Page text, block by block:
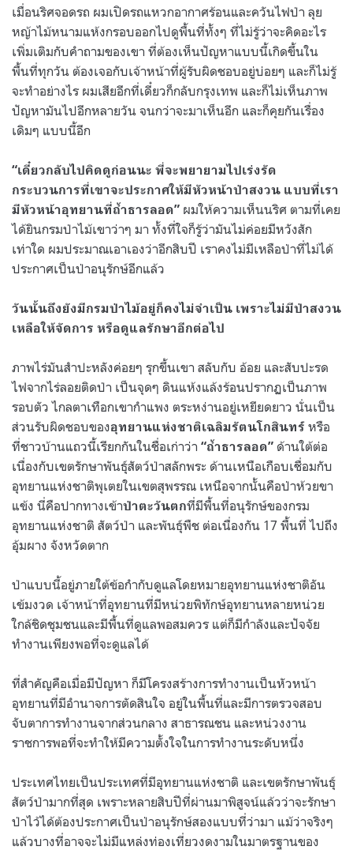
เมื่อนริศจอดรถ ผมเปิดรถแหวกอากาศร้อนและควันไฟป่า ลุย
หญ้าไม้หนามแห้งกรอบออกไปดูพื้นที่ทั้งๆ ที่ไม่รู้ว่าจะคิดอะไร
เพิ่มเติมกับคำถามของเขา ที่ต้องเห็นปัญหาแบบนี้เกิดขึ้นใน
พื้นที่ทุกวัน ต้องเจอกับเจ้าหน้าที่ผู้รับผิดชอบอยู่บ่อยๆ และก็ไม่รู้
จะทำอย่างไร ผมเสียอีกที่เดี๋ยวก็กลับกรุงเทพ และก็ไม่เห็นภาพ
ปัญหามันไปอีกหลายวัน จนกว่าจะมาเห็นอีก และก็คุยกันเรื่อง
เดิมๆ แบบนี้อีก
“เดี๋ยวกลับไปคิดดูก่อนนะ พี่จะพยายามไปเร่งรัด
กระบวนการที่เขาจะประกาศให้มีหัวหน้าป่าสงวน แบบที่เรา
มีหัวหน้าอุทยานที่ถ้ำธารลอด” ผมให้ความเห็นนริศ ตามที่เคย
ได้ยินกรมป่าไม้เขาว่าๆ มา ทั้งที่ใจก็รู้ว่ามันไม่ค่อยมีหวังสัก
เท่าใด ผมประมาณเอาเองว่าอีกสิบปี เราคงไม่มีเหลือป่าที่ไม่ได้
ประกาศเป็นป่าอนุรักษ์อีกแล้ว
วันนั้นถึงยังมีกรมป่าไม้อยู่ก็คงไม่จำเป็น เพราะไม่มีป่าสงวน
เหลือให้จัดการ หรือดูแลรักษาอีกต่อไป
ภาพไร่มันสำปะหลังค่อยๆ รุกขึ้นเขา สลับกับ อ้อย และสับปะรด
ไฟจากไร่ลอยติดป่า เป็นจุดๆ ดินแห้งแล้งร้อนปรากฏเป็นภาพ
รอบตัว ไกลตาเทือกเขากำแพง ตระหง่านอยู่เหยียดยาว นั่นเป็น
ส่วนรับผิดชอบของอุทยานแห่งชาติเฉลิมรัตนโกสินทร์ หรือ
ที่ชาวบ้านแถวนี้เรียกกันในชื่อเก่าว่า “ถ้ำธารลอด” ด้านใต้ต่อ
เนื่องกับเขตรักษาพันธุ์สัตว์ป่าสลักพระ ด้านเหนือเกือบเชื่อมกับ
อุทยานแห่งชาติพุเตยในเขตสุพรรณ เหนือจากนั้นคือป่าห้วยขา
แข้ง นี่คือปากทางเข้าป่าตะวันตกที่มีพื้นที่อนุรักษ์ของกรม
อุทยานแห่งชาติ สัตว์ป่า และพันธุ์พืช ต่อเนื่องกัน 17 พื้นที่ ไปถึง
อุ้มผาง จังหวัดตาก
ป่าแบบนี้อยู่ภายใต้ข้อกำกับดูแลโดยหมายอุทยานแห่งชาติอัน
เข้มงวด เจ้าหน้าที่อุทยานที่มีหน่วยพิทักษ์อุทยานหลายหน่วย
ใกล้ชิดชุมชนและมีพื้นที่ดูแลพอสมควร แต่ก็มีกำลังและปัจจัย
ทำงานเพียงพอที่จะดูแลได้
ที่สำคัญคือเมื่อมีปัญหา ก็มีโครงสร้างการทำงานเป็นหัวหน้า
อุทยานที่มีอำนาจการตัดสินใจ อยู่ในพื้นที่และมีการตรวจสอบ
จับตาการทำงานจากส่วนกลาง สาธารณชน และหน่วงงาน
ราชการพอที่จะทำให้มีความตั้งใจในการทำงานระดับหนึ่ง
ประเทศไทยเป็นประเทศที่มีอุทยานแห่งชาติ และเขตรักษาพันธุ์
สัตว์ป่ามากที่สุด เพราะหลายสิบปีที่ผ่านมาพิสูจน์แล้วว่าจะรักษา
ป่าไว้ได้ต้องประกาศเป็นป่าอนุรักษ์สองแบบที่ว่ามา แม้ว่าจริงๆ
แล้วบางที่อาจจะไม่มีแหล่งท่องเที่ยวงดงามในมาตรฐานของ